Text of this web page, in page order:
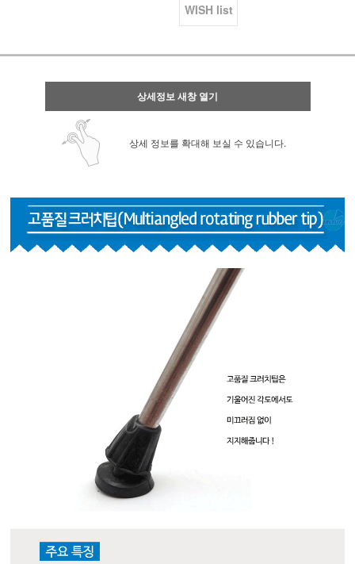
WISH list
상세정보 새창 열기
상세 정보를 확대해 보실 수 있습니다.